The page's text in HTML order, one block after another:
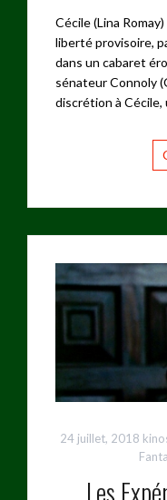
Cécile (Lina
liberté provisoire,
dans un cabaret
sénateur Connoly
discrétion à Cécile,
24 juillet, 2018
Les